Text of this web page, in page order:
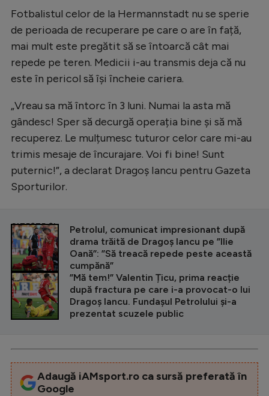
Fotbalistul celor de la Hermannstadt nu se sperie
de perioada de recuperare pe care o are în față,
mai mult este pregătit să se întoarcă cât mai
repede pe teren. Medicii i-au transmis deja că nu
este în pericol să își încheie cariera.
„Vreau sa mă întorc în 3 luni. Numai la asta mă
gândesc! Sper să decurgă operația bine și să mă
recuperez. Le mulțumesc tuturor celor care mi-au
trimis mesaje de încurajare. Voi fi bine! Sunt
puternic!”, a declarat Dragoș Iancu pentru Gazeta
Sporturilor.
CITEȘTE ȘI
Petrolul, comunicat impresionant după
drama trăită de Dragoș Iancu pe ”Ilie
Oană”: ”Să treacă repede peste această
cumpănă”
”Mă tem!” Valentin Țicu, prima reacție
după fractura pe care i-a provocat-o lui
Dragoș Iancu. Fundașul Petrolului și-a
prezentat scuzele public
Adaugă iAMsport.ro ca sursă preferată în
Google